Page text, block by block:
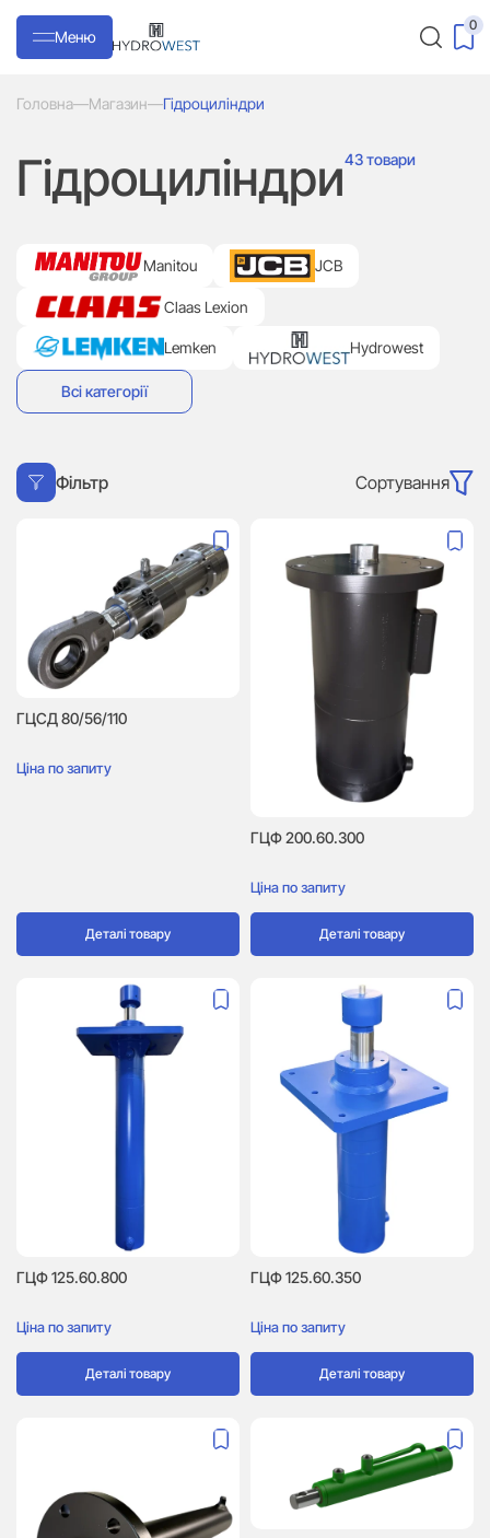
Меню
0
Головна—Магазин—Гідроциліндри
Гідроциліндри43 товари
Manitou JCB
Claas Lexion
Lemken Hydrowest
Всі категорії
Фільтр Сортування
ГЦСД 80/56/110
Ціна по запиту
Деталі товару
ГЦФ 200.60.300
Ціна по запиту
Деталі товару
ГЦФ 125.60.800
Ціна по запиту
Деталі товару
ГЦФ 125.60.350
Ціна по запиту
Деталі товару